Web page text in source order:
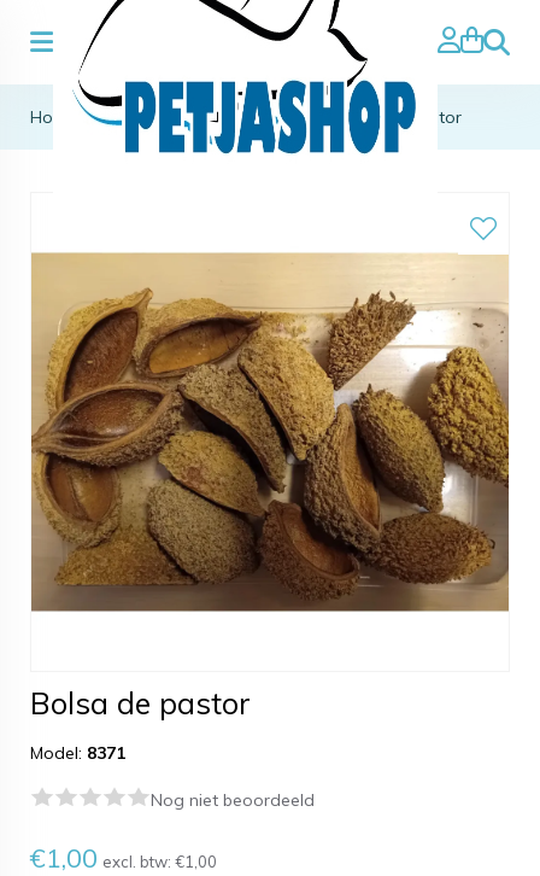
Zoeken
Home >aqua natuurlijke producten Bolsa de pastor
Bolsa de pastor
Model: 8371
Nog niet beoordeeld
€1,00 excl. btw: €1,00